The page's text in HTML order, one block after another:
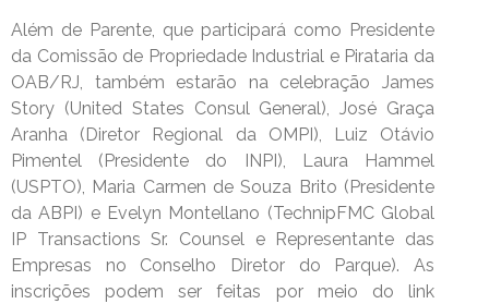
Além de Parente, que participará como Presidente
da Comissão de Propriedade Industrial e Pirataria da
OAB/RJ, também estarão na celebração James
Story (United States Consul General), José Graça
Aranha (Diretor Regional da OMPI), Luiz Otávio
Pimentel (Presidente do INPI), Laura Hammel
(USPTO), Maria Carmen de Souza Brito (Presidente
da ABPI) e Evelyn Montellano (TechnipFMC Global
IP Transactions Sr. Counsel e Representante das
Empresas no Conselho Diretor do Parque). As
inscrições podem ser feitas por meio do link